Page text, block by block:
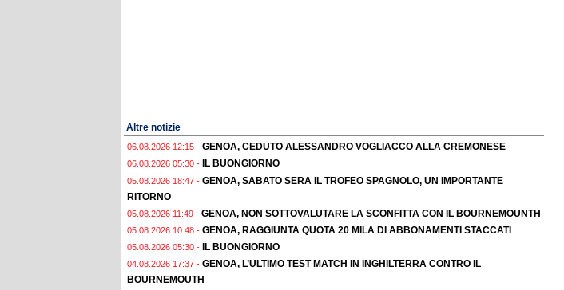
Altre notizie
06.08.2026 12:15 - GENOA, CEDUTO ALESSANDRO VOGLIACCO ALLA CREMONESE
06.08.2026 05:30 - IL BUONGIORNO
05.08.2026 18:47 - GENOA, SABATO SERA IL TROFEO SPAGNOLO, UN IMPORTANTE
RITORNO
05.08.2026 11:49 - GENOA, NON SOTTOVALUTARE LA SCONFITTA CON IL BOURNEMOUNTH
05.08.2026 10:48 - GENOA, RAGGIUNTA QUOTA 20 MILA DI ABBONAMENTI STACCATI
05.08.2026 05:30 - IL BUONGIORNO
04.08.2026 17:37 - GENOA, L’ULTIMO TEST MATCH IN INGHILTERRA CONTRO IL
BOURNEMOUTH